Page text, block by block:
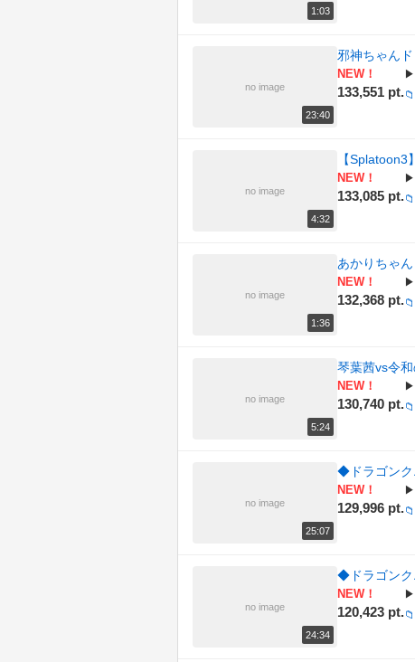
1:03
no image
23:40
邪神ちゃん
NEW！
133,551 pt.
▶
📁
no image
4:32
【Splatoon3
NEW！
133,085 pt.
▶
📁
no image
1:36
あかりちゃ
NEW！
132,368 pt.
▶
📁
no image
5:24
琴葉茜vs令
NEW！
130,740 pt.
▶
📁
no image
25:07
◆ドラゴン
NEW！
129,996 pt.
▶
📁
no image
24:34
◆ドラゴン
NEW！
120,423 pt.
▶
📁